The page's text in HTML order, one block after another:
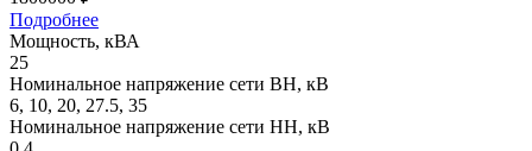
Подробнее
Мощность, кВА
25
Номинальное напряжение сети ВН, кВ
6, 10, 20, 27.5, 35
Номинальное напряжение сети НН, кВ